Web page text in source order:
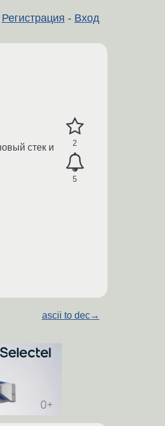
Регистрация - Вход
2
5
стек и
ascii to dec→